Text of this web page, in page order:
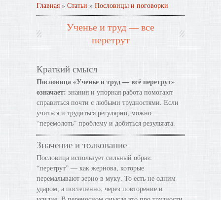
Главная » Статьи » Пословицы и поговорки
Ученье и труд — все
перетрут
Краткий смысл
Пословица «Ученье и труд — всё перетрут»
означает: знания и упорная работа помогают
справиться почти с любыми трудностями. Если
учиться и трудиться регулярно, можно
“перемолоть” проблему и добиться результата.
Значение и толкование
Пословица использует сильный образ:
“перетрут” — как жернова, которые
перемалывают зерно в муку. То есть не одним
ударом, а постепенно, через повторение и